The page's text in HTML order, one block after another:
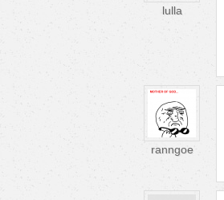
lulla
ranngoe